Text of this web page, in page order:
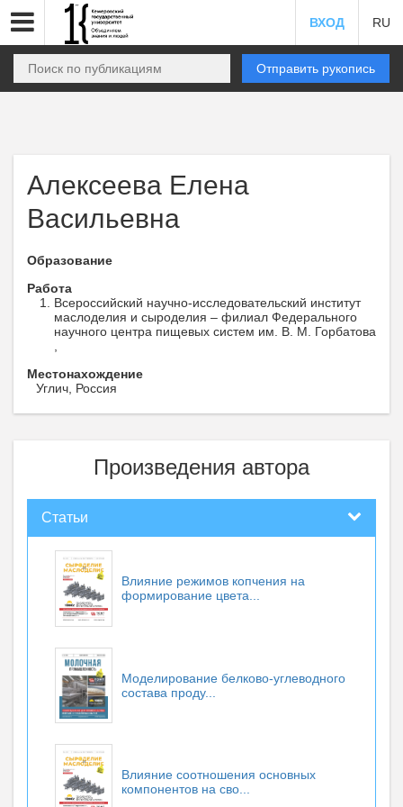
ВХОД RU
Отправить рукопись
Алексеева Елена
Васильевна
Образование
Работа
Всероссийский научно-исследовательский институт
маслоделия и сыроделия – филиал Федерального
научного центра пищевых систем им. В. М. Горбатова
Местонахождение
Углич, Россия
Произведения автора
Статьи
Влияние режимов копчения на
формирование цвета...
Моделирование белково-углеводного
состава проду...
Влияние соотношения основных
компонентов на сво...